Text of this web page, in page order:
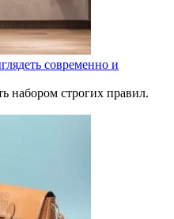
современно и
набором строгих правил.